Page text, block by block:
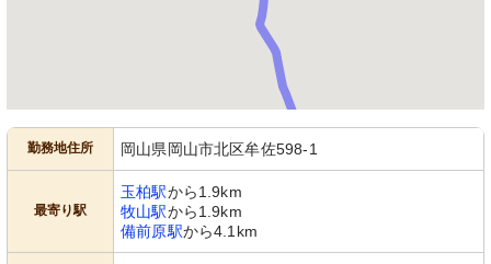
勤務地住所 岡山県岡山市北区牟佐598-1
最寄り駅
玉柏駅から1.9km
牧山駅から1.9km
備前原駅から4.1km